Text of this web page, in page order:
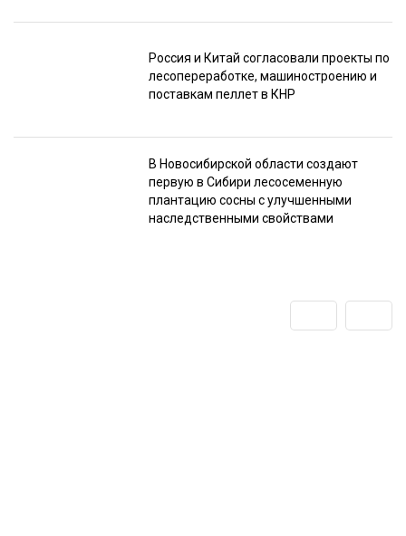
Россия и Китай согласовали проекты по
лесопереработке, машиностроению и
поставкам пеллет в КНР
В Новосибирской области создают
первую в Сибири лесосеменную
плантацию сосны с улучшенными
наследственными свойствами